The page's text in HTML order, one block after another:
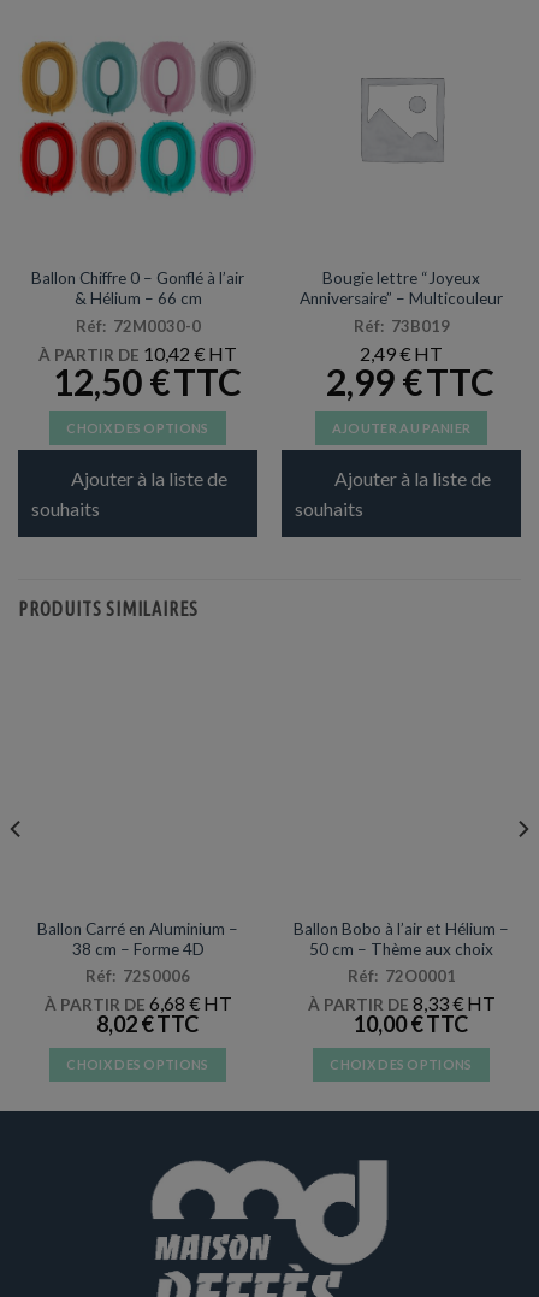
Ballon Chiffre 0 – Gonflé à l’air
& Hélium – 66 cm
Réf: 72M0030-0
À PARTIR DE 10,42 €
12,50€
CHOIX DES OPTIONS
Ce
produit
plusieurs
options
Ajouter à la liste de
souhaits
Bougie lettre “Joyeux
Anniversaire” – Multicouleur
Réf: 73B019
2,49€
2,99€
AJOUTER AU PANIER
Ajouter à la liste de
souhaits
PRODUITS SIMILAIRES
Ballon Carré en Aluminium –
38 cm – Forme 4D
Réf: 72S0006
À PARTIR DE 6,68 €
8,02€
CHOIX DES OPTIONS
plusieurs
variations.
Les
options
peuvent
Ballon Bobo à l’air et Hélium –
50 cm – Thème aux choix
Réf: 72O0001
À PARTIR DE 8,33€
10,00€
CHOIX DES OPTIONS